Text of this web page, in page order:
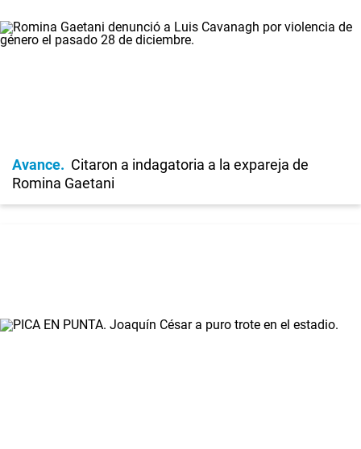
Avance
Citaron a indagatoria a la expareja de
Romina Gaetani